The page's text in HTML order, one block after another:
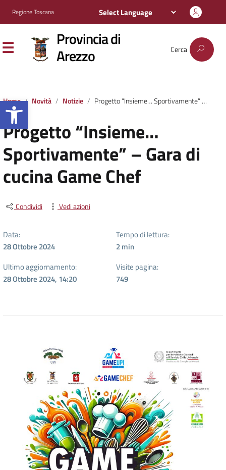
Apri la barra degli strumenti
Regione Toscana
Provincia di
Arezzo Cerca
Home Novità Notizie Progetto “Insieme… Sportivamente” – Gara di cucina Game Chef
Progetto “Insieme…
Sportivamente” – Gara di
cucina Game Chef
Condividi Vedi azioni
Data:
28 Ottobre 2024
Tempo di lettura:
2min
Ultimo aggiornamento:
28 Ottobre 2024, 14:20
Visite pagina:
749